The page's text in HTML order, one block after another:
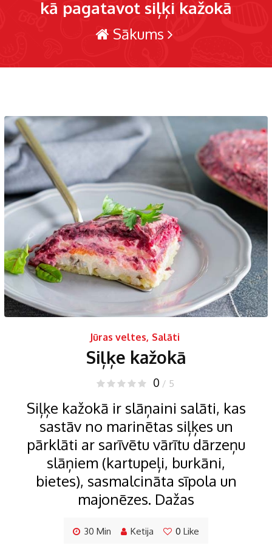
kā pagatavot siļķi kažokā
Sākums
Jūras veltes, Salāti
Siļķe kažokā
0 / 5
Siļķe kažokā ir slāņaini salāti, kas
sastāv no marinētas siļķes un
pārklāti ar sarīvētu vārītu dārzeņu
slāņiem (kartupeļi, burkāni,
bietes), sasmalcināta sīpola un
majonēzes. Dažas
30 Min Ketija 0 Like